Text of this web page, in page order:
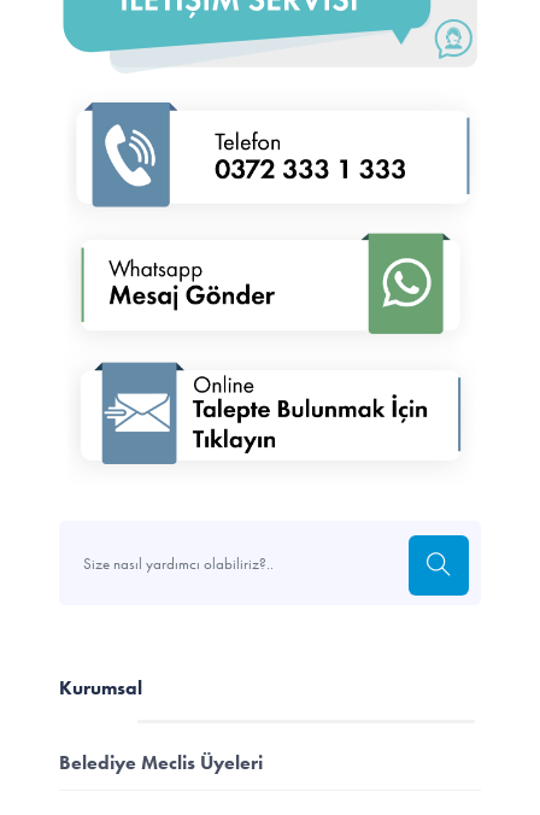
Kurumsal
Belediye Meclis Üyeleri